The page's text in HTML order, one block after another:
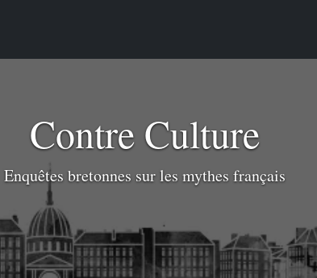
Contre Culture
Enquêtes bretonnes sur les mythes français